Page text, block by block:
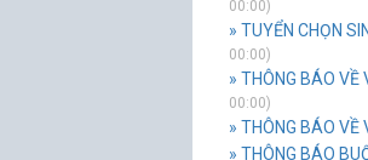
00:00)
» TUYỂN CHỌN
00:00)
» THÔNG BÁO VỀ
00:00)
» THÔNG BÁO VỀ
» THÔNG BÁO